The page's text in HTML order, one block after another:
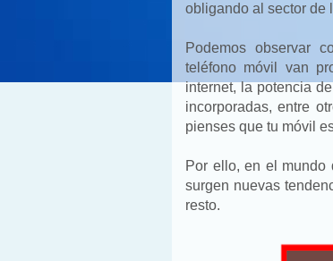
obligando al sector de
Podemos observar
teléfono móvil van
internet, la potencia
incorporadas, entre
pienses que tu móvil
Por ello, en el mundo
surgen nuevas
resto.